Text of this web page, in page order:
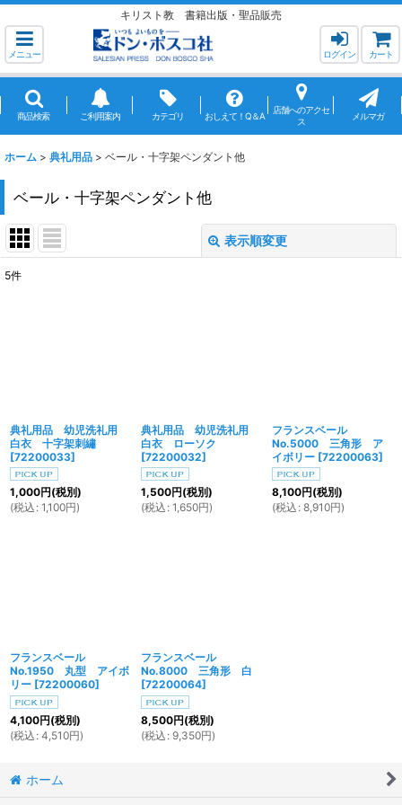
キリスト教 書籍出版・聖品販売
メニュー ログイン カート
商品検索 ご利用案内 カテゴリ おしえて！Q＆A
店舗へのアクセ
ス
メルマガ
ホーム > 典礼用品 > ベール・十字架ペンダント他
ベール・十字架ペンダント他
表示順変更
5件
典礼用品 幼児洗礼用
白衣 十字架刺繡
[72200033]
1,000円(税別)
(税込 : 1,100円)
典礼用品 幼児洗礼用
白衣 ローソク
[72200032]
1,500円(税別)
(税込 : 1,650円)
フランスベール
No.5000 三角形 ア
イボリー [72200063]
8,100円(税別)
(税込 : 8,910円)
フランスベール
No.1950 丸型 アイボ
リー [72200060]
4,100円(税別)
(税込 : 4,510円)
フランスベール
No.8000 三角形 白
[72200064]
8,500円(税別)
(税込 : 9,350円)
ホーム